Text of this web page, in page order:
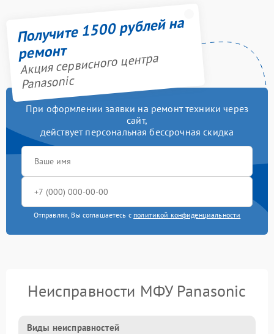
Получите 1500 рублей на
ремонт
Акция сервисного центра
Panasonic
При оформлении заявки на ремонт техники через
сайт,
действует персональная бессрочная скидка
Отправляя, Вы соглашаетесь с политикой конфиденциальности
Неисправности МФУ Panasonic
Виды неисправностей